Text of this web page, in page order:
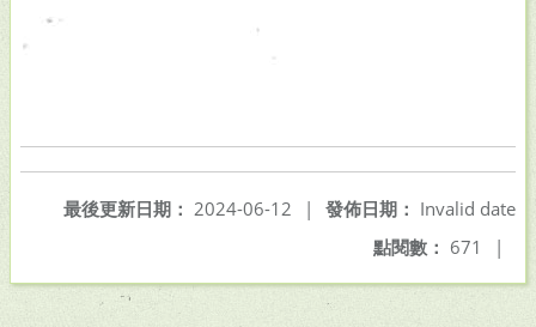
發佈日期： Invalid date
最後更新日期： 2024-06-12
|
點閱數： 671 |